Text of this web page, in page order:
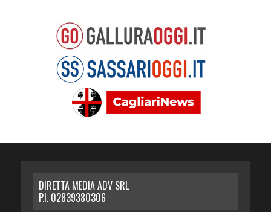
DIRETTA MEDIA ADV SRL
P.I. 02839380306